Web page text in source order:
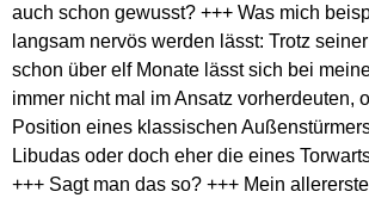
auch schon gewusst? +++ Was mich
langsam nervös werden lässt: Trotz
schon über elf Monate lässt sich bei
immer nicht mal im Ansatz vorherdeuten,
Position eines klassischen
Libudas oder doch eher die eines
+++ Sagt man das so? +++ Mein